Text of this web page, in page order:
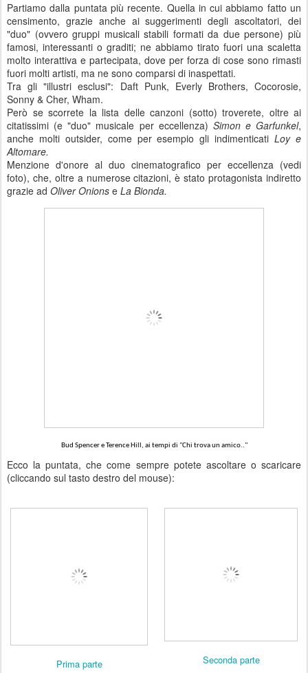
Partiamo dalla puntata più recente. Quella in cui abbiamo fatto un
censimento, grazie anche ai suggerimenti degli ascoltatori, dei
"duo" (ovvero gruppi musicali stabili formati da due persone) più
famosi, interessanti o graditi; ne abbiamo tirato fuori una scaletta
molto interattiva e partecipata, dove per forza di cose sono rimasti
fuori molti artisti, ma ne sono comparsi di inaspettati.
Tra gli "illustri esclusi": Daft Punk, Everly Brothers, Cocorosie,
Sonny & Cher, Wham.
Però se scorrete la lista delle canzoni (sotto) troverete, oltre ai
citatissimi (e "duo" musicale per eccellenza) Simon e Garfunkel,
anche molti outsider, come per esempio gli indimenticatiLoy e
Altomare.
Menzione d'onore al duo cinematografico per eccellenza (vedi
foto), che, oltre a numerose citazioni, è stato protagonista indiretto
grazie ad Oliver Onions e La Bionda.
Bud Spencer e Terence Hill, ai tempi di "Chi trova un amico.."
Ecco la puntata, che come sempre potete ascoltare o scaricare
(cliccando sul tasto destro del mouse):
Prima parte Seconda parte